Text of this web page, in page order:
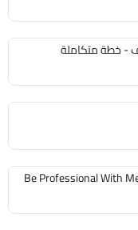
- خطة متكاملة
Be Professional With